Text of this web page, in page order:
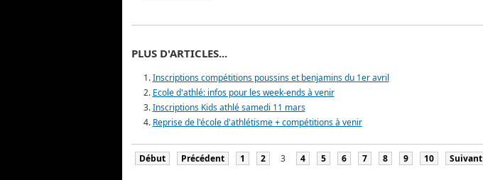
PLUS D'ARTICLES...
Inscriptions compétitions poussins et benjamins du 1er avril
Ecole d'athlé: infos pour les week-ends à venir
Inscriptions Kids athlé samedi 11 mars
Reprise de l'école d'athlétisme + compétitions à venir
Début Précédent 1 2 3 4 5 6 7 8 9 10 Suivant